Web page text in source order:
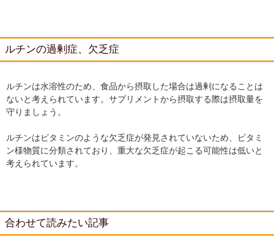
ルチンの過剰症、欠乏症
ルチンは水溶性のため、食品から摂取した場合は過剰になることは
ないと考えられています。サプリメントから摂取する際は摂取量を
守りましょう。
ルチンはビタミンのような欠乏症が発見されていないため、ビタミ
ン様物質に分類されており、重大な欠乏症が起こる可能性は低いと
考えられています。
合わせて読みたい記事